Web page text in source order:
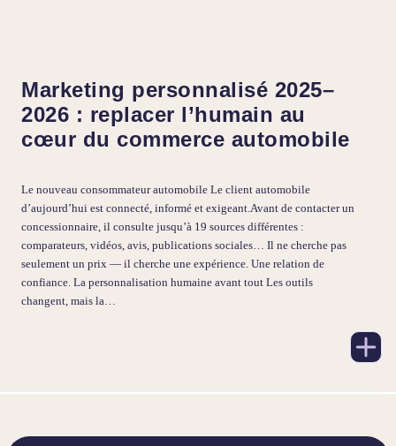
Marketing personnalisé 2025–
2026 : replacer l’humain au
cœur du commerce automobile
Le nouveau consommateur automobile Le client automobile
d’aujourd’hui est connecté, informé et exigeant.Avant de contacter un
concessionnaire, il consulte jusqu’à 19 sources différentes :
comparateurs, vidéos, avis, publications sociales… Il ne cherche pas
seulement un prix — il cherche une expérience. Une relation de
confiance. La personnalisation humaine avant tout Les outils
changent, mais la…